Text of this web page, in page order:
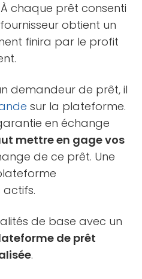
À chaque prêt consenti
obtient un
finira par le profit
demandeur de prêt, il
sur la plateforme.
en échange
mettre en gage vos
de ce prêt. Une
de base avec un
de prêt
.